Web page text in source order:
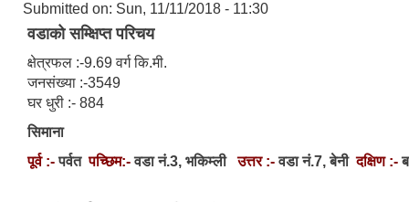
Submitted on: Sun, 11/11/2018 - 11:30
वडाको सम्क्षिप्त परिचय
क्षेत्रफल :-9.69 वर्ग कि.मी.
जनसंख्या :-3549
घर धुरी :- 884
सिमाना
पूर्व :-पर्वत पच्छिम:-वडा नं.3, भकिम्ली उत्तर :-वडा नं.7, बेनीदक्षिण :-